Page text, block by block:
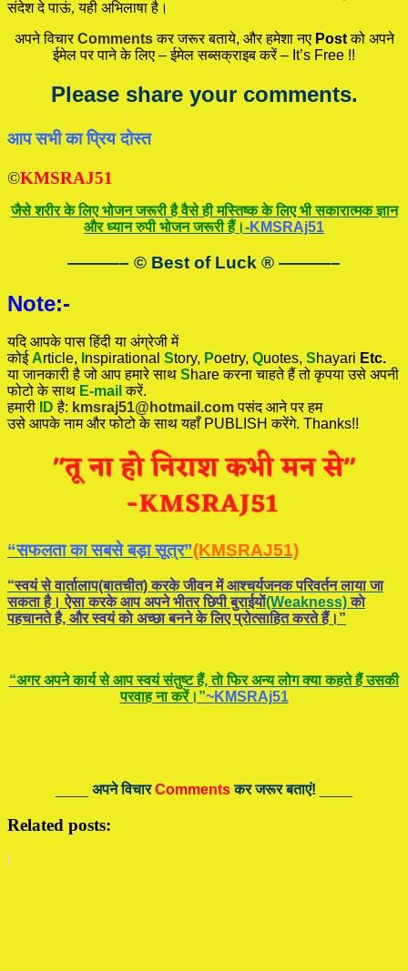
संदेश दे पाऊं, यही अभिलाषा है।
अपने विचारCommentsकर जरूर बताये, और हमेशा नए Postको अपने
ईमेल पर पाने के लिए – ईमेल सब्सक्राइब करें – It’s Free !!
Please share your comments.
आप सभी का प्रिय दोस्त
©KMSRAJ51
जैसे शरीर के लिए भोजन जरूरी है वैसे ही मस्तिष्क के लिए भी सकारात्मक ज्ञान
और ध्यान रुपी भोजन जरूरी हैं।-KMSRAj51
———– © Best of Luck ® ———–
Note:-
यदि आपके पास हिंदी या अंग्रेजी में
कोईArticle, nspirational Story, Poetry, Quotes, Shayari Etc.
या जानकारी है जो आप हमारे साथ Share करना चाहते हैं तो कृपया उसे अपनी
फोटो के साथ E-mail करें.
हमारी
ID है: kmsraj51@hotmail.com पसंद आने पर हम
उसे आपके नाम और फोटो के साथ यहाँ PUBLISH करेंगे. Thanks!!
“सफलता का सबसे बड़ा सूत्र”(KMSRAJ51)
“स्वयं से वार्तालाप(बातचीत) करके जीवन में आश्चर्यजनक परिवर्तन लाया जा
सकता है। ऐसा करके आप अपने भीतर छिपी बुराईयाें(Weakness)काे
पहचानते है, और स्वयं काे अच्छा बनने के लिए प्रोत्साहित करते हैं।”
“अगर अपने कार्य से आप स्वयं संतुष्ट हैं, ताे फिर अन्य लोग क्या कहते हैं उसकी
परवाह ना करें।”~KMSRAj51
अपने विचारCommentsकर जरूर बताएं!
Related posts: